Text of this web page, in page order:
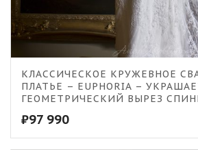
КЛАССИЧЕСКОЕ КРУЖЕВНОЕ
ПЛАТЬЕ – EUPHORIA –
ГЕОМЕТРИЧЕСКИЙ ВЫРЕЗ
₽97 990